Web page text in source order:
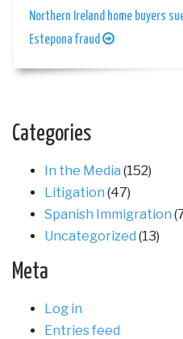
Northern Ireland home buyers
Estepona fraud
Categories
In the Media (152)
Litigation (47)
Spanish Immigration
Uncategorized (13)
Meta
Log in
Entries feed